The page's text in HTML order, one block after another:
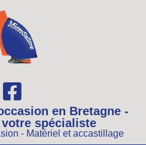
en Bretagne -
spécialiste
- Matériel et accastillage